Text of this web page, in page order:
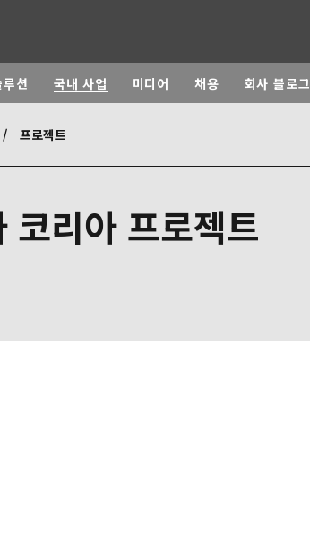
ASIA
루션 국내 사업 미디어 채용 회사 블로그
프로젝트
코리아 프로젝트